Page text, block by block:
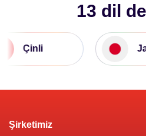
13 dil
Çinli
Şirketimiz